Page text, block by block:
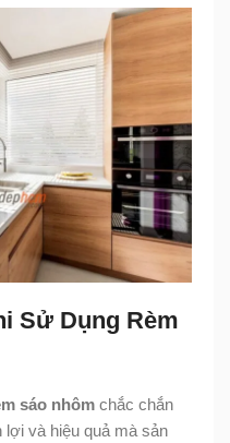
Sử Dụng Rèm
sáo nhôm chắc chắn
lợi và hiệu quả mà sản